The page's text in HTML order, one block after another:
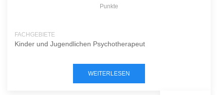
Punkte
FACHGEBIETE
Kinder und Jugendlichen Psychotherapeut
WEITERLESEN